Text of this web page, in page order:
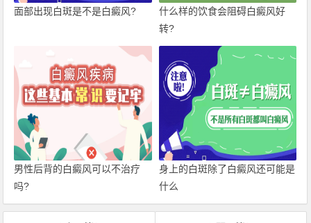
面部出现白斑是不是白癜风?
什么样的饮食会阻碍白癜风好
转?
男性后背的白癜风可以不治疗
吗?
身上的白斑除了白癜风还可能是
什么